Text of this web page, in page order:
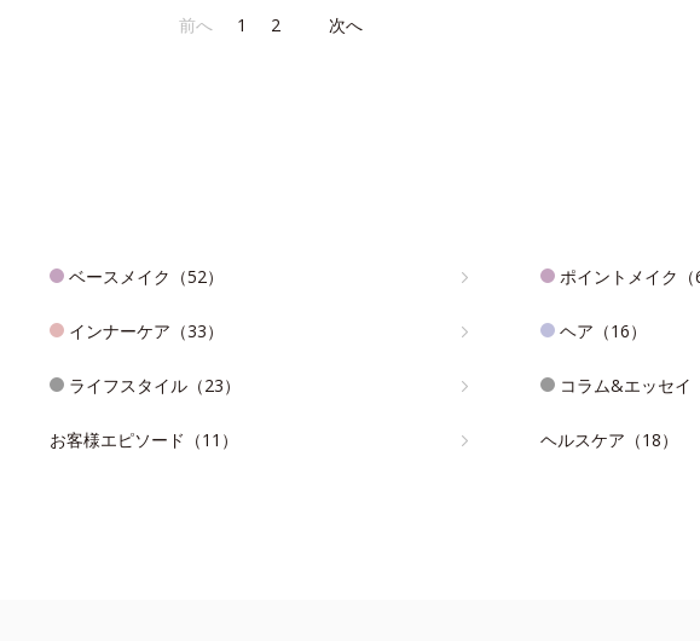
前へ 1 2 次へ
ベースメイク（52） ポイントメイク（
インナーケア（33） ヘア（16）
ライフスタイル（23） コラム&エッセイ
お客様エピソード（11） ヘルスケア（18）